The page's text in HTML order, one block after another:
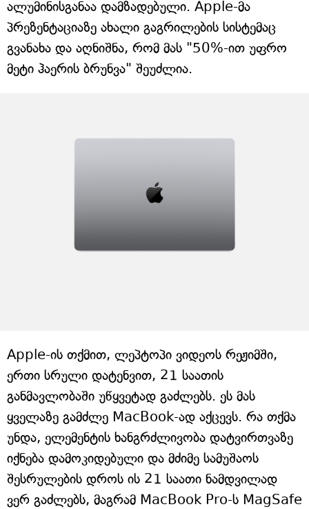
ალუმინისგანაა დამზადებული. Apple-მა
პრეზენტაციაზე ახალი გაგრილების სისტემაც
გვანახა და აღნიშნა, რომ მას "50%-ით უფრო
მეტი ჰაერის ბრუნვა" შეუძლია.
Apple-ის თქმით, ლეპტოპი ვიდეოს რეჟიმში,
ერთი სრული დატენვით, 21 საათის
განმავლობაში უწყვეტად გაძლებს. ეს მას
ყველაზე გამძლე MacBook-ად აქცევს. რა თქმა
უნდა, ელემენტის ხანგრძლივობა დატვირთვაზე
იქნება დამოკიდებული და მძიმე სამუშაოს
შესრულების დროს ის 21 საათი ნამდვილად
ვერ გაძლებს, მაგრამ MacBook Pro-ს MagSafe